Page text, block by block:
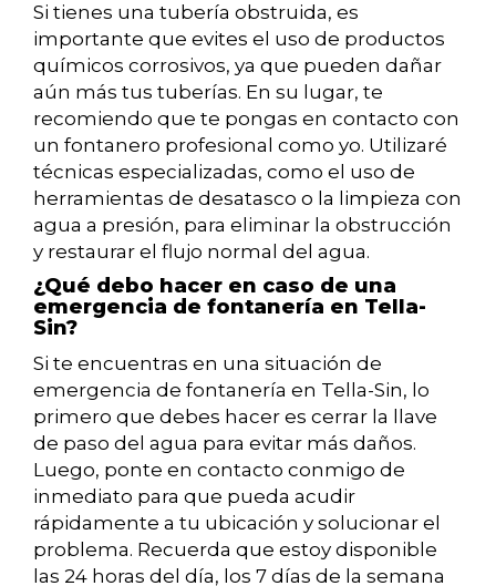
Si tienes una tubería obstruida, es
importante que evites el uso de productos
químicos corrosivos, ya que pueden dañar
aún más tus tuberías. En su lugar, te
recomiendo que te pongas en contacto con
un fontanero profesional como yo. Utilizaré
técnicas especializadas, como el uso de
herramientas de desatasco o la limpieza con
agua a presión, para eliminar la obstrucción
y restaurar el flujo normal del agua.
¿Qué debo hacer en caso de una
emergencia de fontanería en Tella-
Sin?
Si te encuentras en una situación de
emergencia de fontanería en Tella-Sin, lo
primero que debes hacer es cerrar la llave
de paso del agua para evitar más daños.
Luego, ponte en contacto conmigo de
inmediato para que pueda acudir
rápidamente a tu ubicación y solucionar el
problema. Recuerda que estoy disponible
las 24 horas del día, los 7 días de la semana